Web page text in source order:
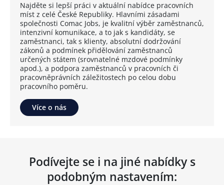
Najděte si lepší práci v aktuální nabídce pracovních
míst z celé České Republiky. Hlavními zásadami
společnosti Comac Jobs, je kvalitní výběr zaměstnanců,
intenzivní komunikace, a to jak s kandidáty, se
zaměstnanci, tak s klienty, absolutní dodržování
zákonů a podmínek přidělování zaměstnanců
určených státem (srovnatelné mzdové podmínky
apod.), a podpora zaměstnanců v pracovních či
pracovněprávních záležitostech po celou dobu
pracovního poměru.
Více o nás
Podívejte se i na jiné nabídky s
podobným nastavením: